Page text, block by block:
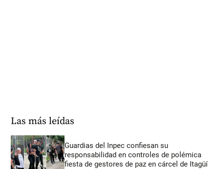
Las más leídas
Guardias del Inpec confiesan su
responsabilidad en controles de polémica
fiesta de gestores de paz en cárcel de Itagüí